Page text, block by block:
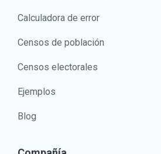
Calculadora de error
Censos de población
Censos electorales
Ejemplos
Blog